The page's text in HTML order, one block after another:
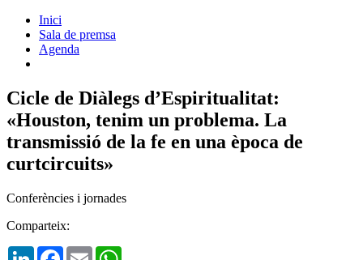
Inici
Sala de premsa
Agenda
Cicle de Diàlegs d’Espiritualitat:
«Houston, tenim un problema. La
transmissió de la fe en una època de
curtcircuits»
Conferències i jornades
Comparteix:
LinkedInFacebook
Email